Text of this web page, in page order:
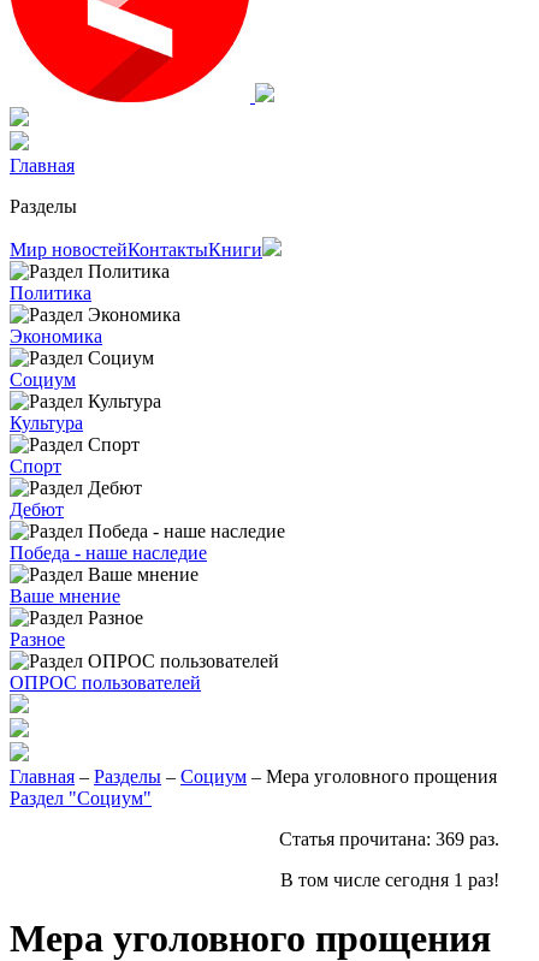
Главная
Разделы
Мир новостейКонтактыКниги
Политика
Экономика
Социум
Культура
Спорт
Дебют
Победа - наше наследие
Ваше мнение
Разное
ОПРОС пользователей
Главная – Разделы – Социум – Мера уголовного прощения
Раздел "Социум"
Статья прочитана: 369 раз.
В том числе сегодня 1 раз!
Мера уголовного прощения